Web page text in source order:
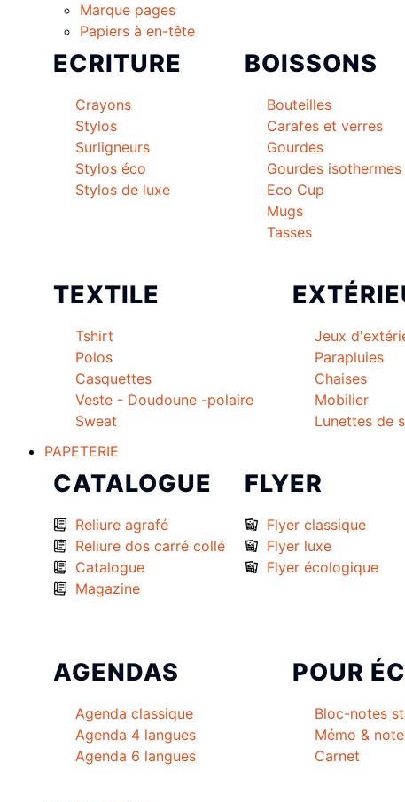
Marque pages
Papiers à en-tête
ECRITURE
Crayons
Stylos
Surligneurs
Stylos éco
Stylos de luxe
BOISSONS
Bouteilles
Carafes et verres
Gourdes
Gourdes isothermes
Eco Cup
Mugs
Tasses
TEXTILE
Tshirt
Polos
Casquettes
Veste - Doudoune -polaire
Sweat
Jeux
Parapluies
Chaises
Mobilier
Lunettes de
PAPETERIE
CATALOGUE
Reliure agrafé
Reliure dos carré collé
Catalogue
Magazine
FLYER
Flyer classique
Flyer luxe
Flyer écologique
AGENDAS
Agenda classique
Agenda 4 langues
Agenda 6 langues
POUR
Bloc-notes
Mémo &
Carnet